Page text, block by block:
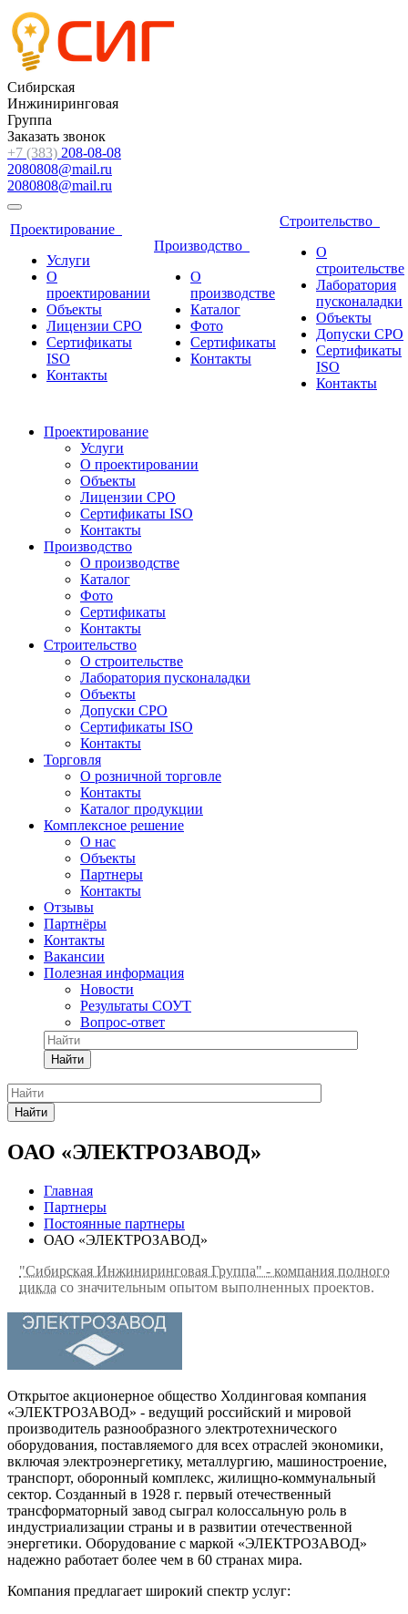
Сибирская
Инжиниринговая
Группа
Заказать звонок
+7 (383) 208-08-08
2080808@mail.ru
2080808@mail.ru
Проектирование
Услуги
О
проектировании
Объекты
Лицензии СРО
Сертификаты
ISO
Контакты
Производство
О
производстве
Каталог
Фото
Сертификаты
Контакты
Строительство
О
строительстве
Лаборатория
пусконаладки
Объекты
Допуски СРО
Сертификаты
ISO
Контакты
Проектирование
Услуги
О проектировании
Объекты
Лицензии СРО
Сертификаты ISO
Контакты
Производство
О производстве
Каталог
Фото
Сертификаты
Контакты
Строительство
О строительстве
Лаборатория пусконаладки
Объекты
Допуски СРО
Сертификаты ISO
Контакты
Торговля
О розничной торговле
Контакты
Каталог продукции
Комплексное решение
О нас
Объекты
Партнеры
Контакты
Отзывы
Партнёры
Контакты
Вакансии
Полезная информация
Новости
Результаты СОУТ
Вопрос-ответ
Найти
Найти
ОАО «ЭЛЕКТРОЗАВОД»
Главная
Партнеры
Постоянные партнеры
ОАО «ЭЛЕКТРОЗАВОД»
"Сибирская Инжиниринговая Группа" - компания полного
цикла со значительным опытом выполненных проектов.
Открытое акционерное общество Холдинговая компания
«ЭЛЕКТРОЗАВОД» - ведущий российский и мировой
производитель разнообразного электротехнического
оборудования, поставляемого для всех отраслей экономики,
включая электроэнергетику, металлургию, машиностроение,
транспорт, оборонный комплекс, жилищно-коммунальный
сектор. Созданный в 1928 г. первый отечественный
трансформаторный завод сыграл колоссальную роль в
индустриализации страны и в развитии отечественной
энергетики. Оборудование с маркой «ЭЛЕКТРОЗАВОД»
надежно работает более чем в 60 странах мира.
Компания предлагает широкий спектр услуг: